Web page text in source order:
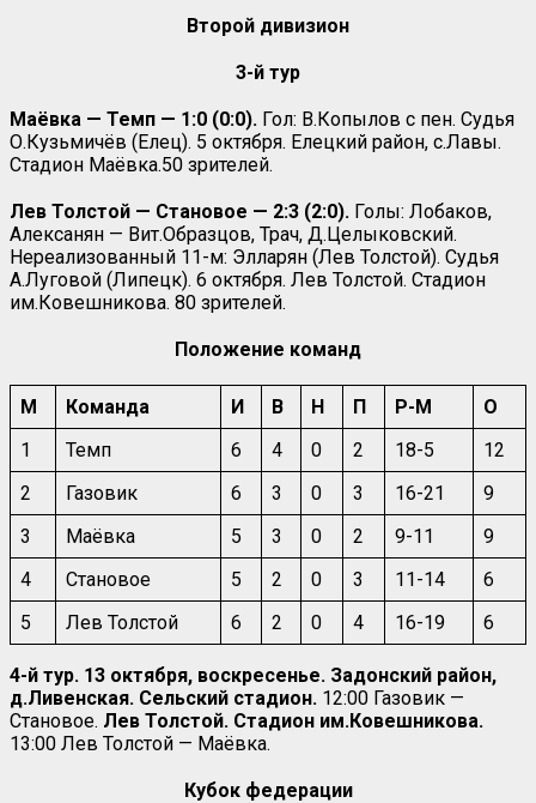
Второй дивизион
3-й тур
Маёвка — Темп — 1:0 (0:0). Гол: В.Копылов с пен. Судья
О.Кузьмичёв (Елец). 5 октября. Елецкий район, с.Лавы.
Стадион Маёвка.50 зрителей.
Лев Толстой — Становое — 2:3 (2:0). Голы: Лобаков,
Алексанян — Вит.Образцов, Трач, Д.Целыковский.
Нереализованный 11-м: Элларян (Лев Толстой). Судья
А.Луговой (Липецк). 6 октября. Лев Толстой. Стадион
им.Ковешникова. 80 зрителей.
Положение команд
М Команда И В Н П Р-М
О
1
Темп 6 4 0 2 18-5
12
2
Газовик 6 3 0 3 16-21
9
3
Маёвка 5 3 0 2 9-11
9
4
Становое 5 2 0 3 11-14
6
5
Лев Толстой 6 2 0 4 16-19 6
4-й тур. 13 октября, воскресенье. Задонский район,
д.Ливенская. Сельский стадион. 12:00 Газовик —
Становое. Лев Толстой. Стадион им.Ковешникова.
13:00 Лев Толстой — Маёвка.
Кубок федерации